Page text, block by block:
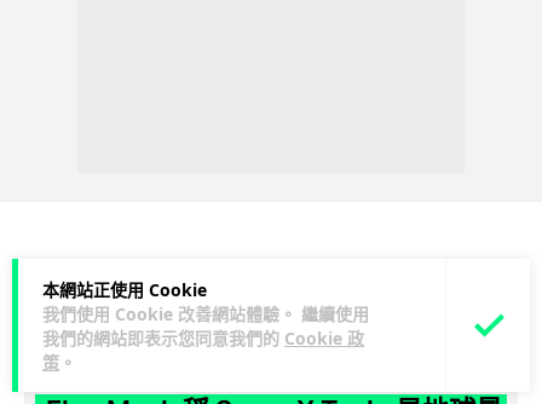
本網站正使用 Cookie
我們使用 Cookie 改善網站體驗。 繼續使用
我們的網站即表示您同意我們的 Cookie 政
策 。
人工智能
Lawton 1 日